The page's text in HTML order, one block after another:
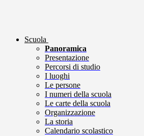
Scuola
Panoramica
Presentazione
Percorsi di studio
I luoghi
Le persone
I numeri della scuola
Le carte della scuola
Organizzazione
La storia
Calendario scolastico